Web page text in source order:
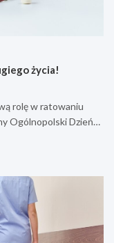
życia!
rolę w ratowaniu
Ogólnopolski Dzień…